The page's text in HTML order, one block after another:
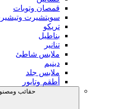
قمصان وتوبات
سويتشيرت
تريكو
بناطيل
تنانير
ملابس شاطئ
دينيم
ملابس جلد
أطقم وتايور
حقائب